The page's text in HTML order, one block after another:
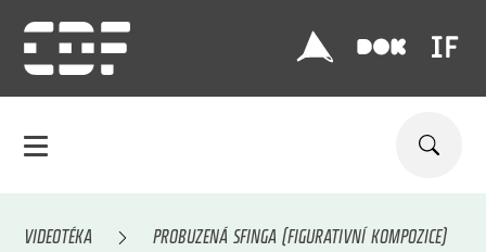
VIDEOTÉKA PROBUZENÁ SFINGA (FIGURATIVNÍ KOMPOZICE)